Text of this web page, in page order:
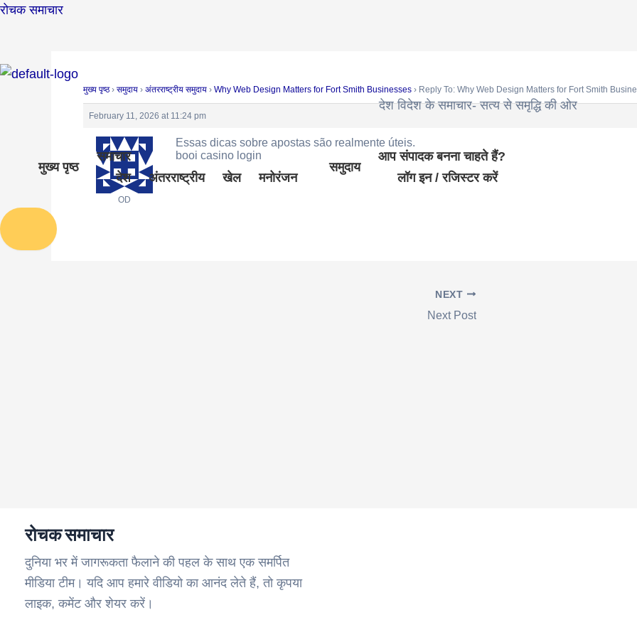
Skip
रोचक समाचार
देश विदेश के समाचार- सत्य से समृद्धि की ओर
मुख्य पृष्ठ
समाचार
देश
अंतरराष्ट्रीय खेल मनोरंजन
समुदाय
आप संपादक बनना चाहते हैं?
लॉग इन / रजिस्टर करें
Humberger Toggle Menu
मुख्य पृष्ठ › समुदाय › अंतरराष्ट्रीय समुदाय › Why Web Design Matters for Fort Smith Businesses › Reply To: Why Web Design Matters for Fort Smith
February 11, 2026 at 11:24 pm
OD
Essas dicas sobre apostas são realmente úteis.
booi casino login
Post
NEXT
Next Post
रोचक समाचार
दुनिया भर में जागरूकता फैलाने की पहल के साथ एक समर्पित
मीडिया टीम। यदि आप हमारे वीडियो का आनंद लेते हैं, तो कृपया
लाइक, कमेंट और शेयर करें।